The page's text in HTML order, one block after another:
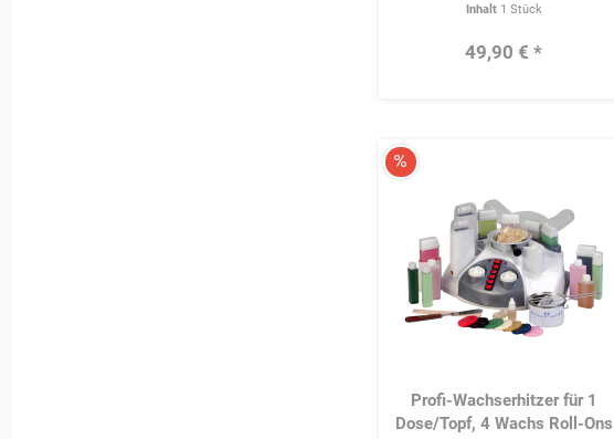
Inhalt 1 Stück
49,90 € *
Profi-Wachserhitzer für 1
Dose/Topf, 4 Wachs Roll-Ons